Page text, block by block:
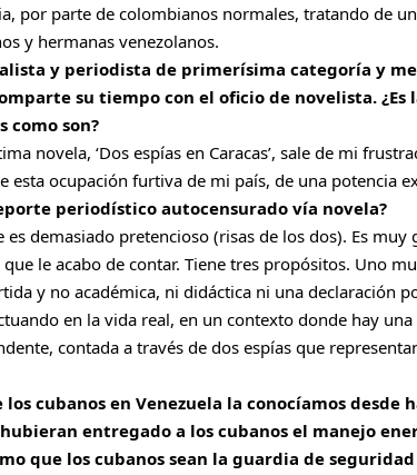
por parte de colombianos normales, tratando de
y hermanas venezolanos.
y periodista de primerísima categoría y
su tiempo con el oficio de novelista.
como son?
novela, ‘Dos espías en Caracas’, sale de mi
esta ocupación furtiva de mi país, de una potencia
periodístico autocensurado vía novela?
es demasiado pretencioso (risas de los dos). Es
le acabo de contar. Tiene tres propósitos. Uno
y no académica, ni didáctica ni una declaración
en la vida real, en un contexto donde hay
contada a través de dos espías que
los cubanos en Venezuela la conocíamos desde
entregado a los cubanos el manejo
que los cubanos sean la guardia de